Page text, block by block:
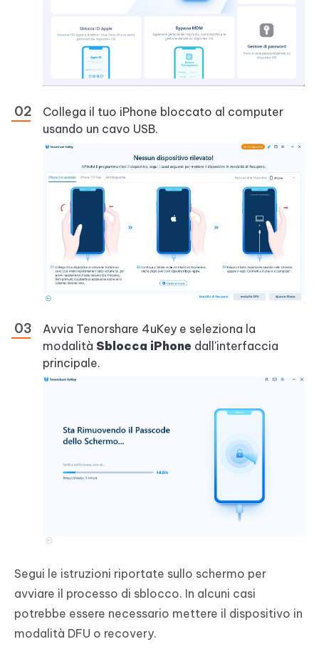
Collega il tuo iPhone bloccato al computer
usando un cavo USB.
Avvia Tenorshare 4uKey e seleziona la
modalità Sblocca iPhone dall'interfaccia
principale.
Segui le istruzioni riportate sullo schermo per
avviare il processo di sblocco. In alcuni casi
potrebbe essere necessario mettere il dispositivo in
modalità DFU o recovery.